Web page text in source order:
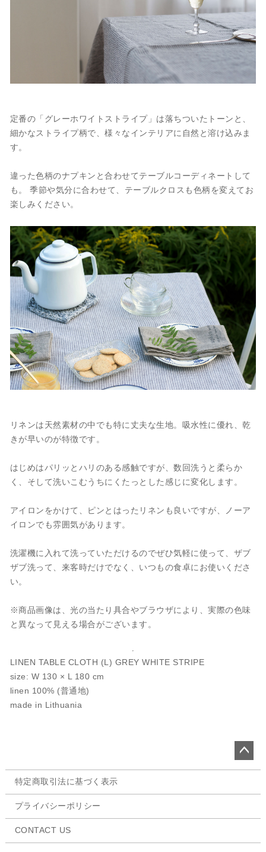
定番の「グレーホワイトストライプ」は落ちついたトーンと、
細かなストライプ柄で、様々なインテリアに自然と溶け込みま
す。
違った色柄のナプキンと合わせてテーブルコーディネートして
も。 季節や気分に合わせて、テーブルクロスも色柄を変えてお
楽しみください。
リネンは天然素材の中でも特に丈夫な生地。吸水性に優れ、乾
きが早いのが特徴です。
はじめはパリッとハリのある感触ですが、数回洗うと柔らか
く、そして洗いこむうちにくたっとした感じに変化します。
アイロンをかけて、ピンとはったリネンも良いですが、ノーア
イロンでも雰囲気があります。
洗濯機に入れて洗っていただけるのでぜひ気軽に使って、ザブ
ザブ洗って、来客時だけでなく、いつもの食卓にお使いくださ
い。
※商品画像は、光の当たり具合やブラウザにより、実際の色味
と異なって見える場合がございます。
LINEN TABLE CLOTH (L) GREY WHITE STRIPE
size: W 130 × L 180 cm
linen 100% (普通地)
made in Lithuania
ップ
特定商取引法に基づく表示
プライバシーポリシー
CONTACT US